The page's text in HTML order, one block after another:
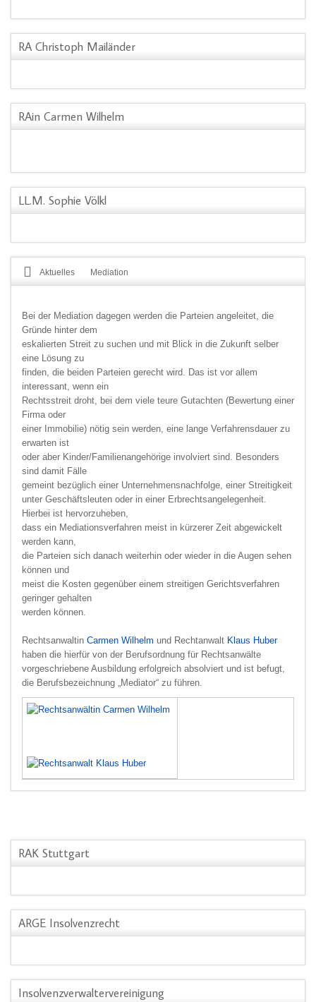
RA Christoph Mailänder
RAin Carmen Wilhelm
LL.M. Sophie Völkl
Aktuelles Mediation
Bei der Mediation dagegen werden die Parteien angeleitet, die
Gründe hinter dem
eskalierten Streit zu suchen und mit Blick in die Zukunft selber
eine Lösung zu
finden, die beiden Parteien gerecht wird. Das ist vor allem
interessant, wenn ein
Rechtsstreit droht, bei dem viele teure Gutachten (Bewertung einer
Firma oder
einer Immobilie) nötig sein werden, eine lange Verfahrensdauer zu
erwarten ist
oder aber Kinder/Familienangehörige involviert sind. Besonders
sind damit Fälle
gemeint bezüglich einer Unternehmensnachfolge, einer Streitigkeit
unter Geschäftsleuten oder in einer Erbrechtsangelegenheit.
Hierbei ist hervorzuheben,
dass ein Mediationsverfahren meist in kürzerer Zeit abgewickelt
werden kann,
die Parteien sich danach weiterhin oder wieder in die Augen sehen
können und
meist die Kosten gegenüber einem streitigen Gerichtsverfahren
geringer gehalten
werden können.
Rechtsanwaltin Carmen Wilhelm und Rechtanwalt Klaus Huber
haben die hierfür von der Berufsordnung für Rechtsanwälte
vorgeschriebene Ausbildung erfolgreich absolviert und ist befugt,
die Berufsbezeichnung „Mediator“ zu führen.
RAK Stuttgart
ARGE Insolvenzrecht
Insolvenzverwaltervereinigung